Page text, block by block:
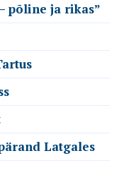
põline ja rikas”
Latgales